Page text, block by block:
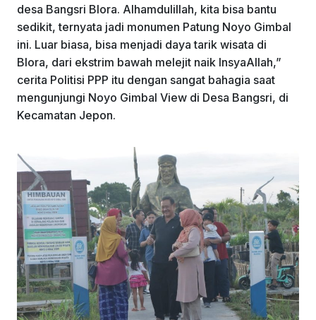
desa Bangsri Blora. Alhamdulillah, kita bisa bantu
sedikit, ternyata jadi monumen Patung Noyo Gimbal
ini. Luar biasa, bisa menjadi daya tarik wisata di
Blora, dari ekstrim bawah melejit naik InsyaAllah,”
cerita Politisi PPP itu dengan sangat bahagia saat
mengunjungi Noyo Gimbal View di Desa Bangsri, di
Kecamatan Jepon.